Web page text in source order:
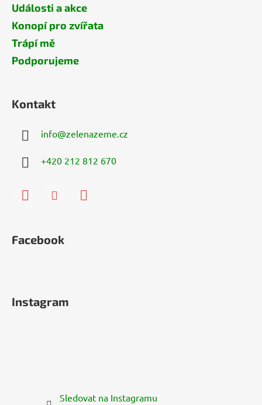
Události a akce
Konopí pro zvířata
Trápí mě
Podporujeme
Kontakt
info@zelenazeme.cz
+420 212 812 670
Facebook
Instagram
Sledovat na Instagramu